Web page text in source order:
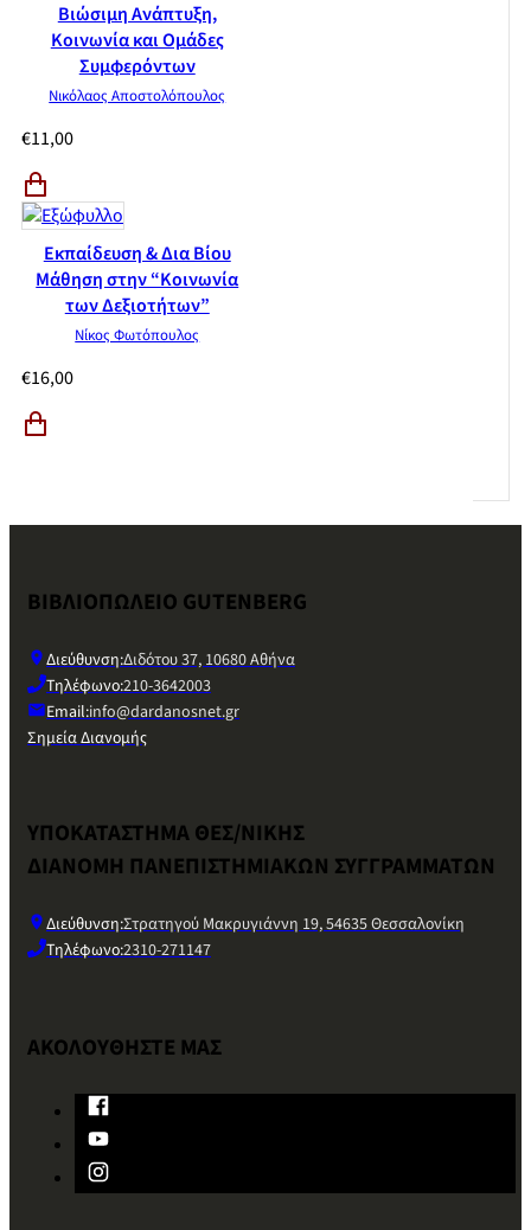
Βιώσιμη Ανάπτυξη,
Κοινωνία και Ομάδες
Συμφερόντων
Νικόλαος Αποστολόπουλος
€11,00
Εκπαίδευση & Δια Βίου
Μάθηση στην “Κοινωνία
των Δεξιοτήτων”
Νίκος Φωτόπουλος
€16,00
ΒΙΒΛΙΟΠΩΛΕΙΟ GUTENBERG
Διεύθυνση:Διδότου 37, 10680 Αθήνα
Τηλέφωνο:210-3642003
Email:info@dardanosnet.gr
Σημεία Διανομής
ΥΠΟΚΑΤΑΣΤΗΜΑ ΘΕΣ/ΝΙΚΗΣ
ΔΙΑΝΟΜΗ ΠΑΝΕΠΙΣΤΗΜΙΑΚΩΝ ΣΥΓΓΡΑΜΜΑΤΩΝ
Διεύθυνση:Στρατηγού Μακρυγιάννη 19, 54635 Θεσσαλονίκη
Τηλέφωνο:2310-271147
ΑΚΟΛΟΥΘΗΣΤΕ ΜΑΣ